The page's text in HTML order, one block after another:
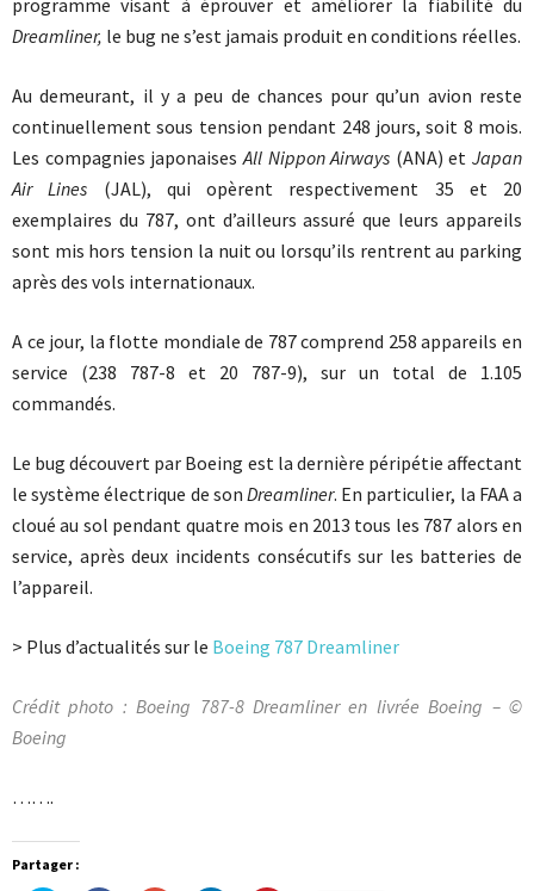
programme visant à éprouver et améliorer la fiabilité du
Dreamliner, le bug ne s’est jamais produit en conditions réelles.
Au demeurant, il y a peu de chances pour qu’un avion reste
continuellement sous tension pendant 248 jours, soit 8 mois.
Les compagnies japonaisesAll Nippon Airways (ANA) et Japan
Air Lines (JAL), qui opèrent respectivement 35 et 20
exemplaires du 787, ont d’ailleurs assuré que leurs appareils
sont mis hors tension la nuit ou lorsqu’ils rentrent au parking
après des vols internationaux.
A ce jour, la flotte mondiale de 787 comprend 258 appareils en
service (238 787-8 et 20 787-9), sur un total de 1.105
commandés.
Le bug découvert par Boeing est la dernière péripétie affectant
le système électrique de son Dreamliner. En particulier, la FAA a
cloué au sol pendant quatre mois en 2013 tous les 787 alors en
service, après deux incidents consécutifs sur les batteries de
l’appareil.
> Plus d’actualités sur le Boeing 787 Dreamliner
Crédit photo : Boeing 787-8 Dreamliner en livrée Boeing – ©
Boeing
…….
Partager :